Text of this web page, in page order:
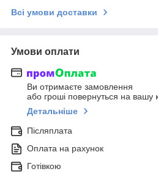
Всі умови доставки
Умови оплати
Ви отримаєте замовлення
або гроші повернуться на вашу
Детальніше
Післяплата
Оплата на рахунок
Готівкою